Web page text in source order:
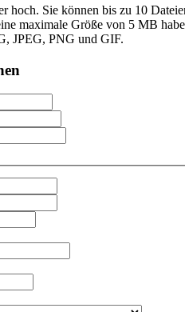
hoch. Sie können bis zu 10
maximale Größe von 5 MB
JPEG, PNG und GIF.